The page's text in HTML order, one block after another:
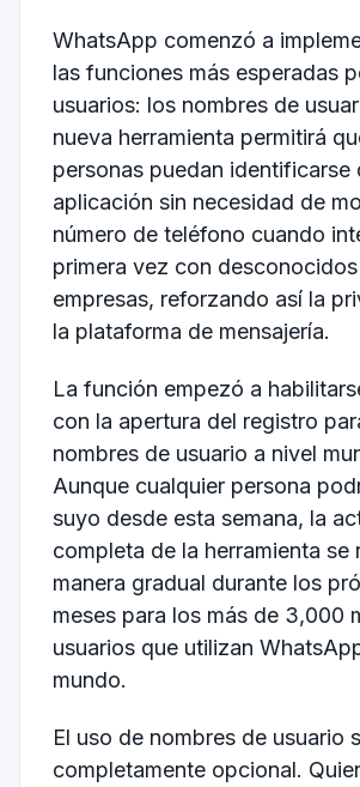
WhatsApp comenzó a
las funciones más esperadas
usuarios: los nombres de
nueva herramienta permitirá
personas puedan identificarse
aplicación sin necesidad de
número de teléfono cuando
primera vez con
empresas, reforzando así la
la plataforma de mensajería.
La función empezó a
con la apertura del registro
nombres de usuario a nivel
Aunque cualquier persona
suyo desde esta semana, la
completa de la herramienta se
manera gradual durante los
meses para los más de 3,000
usuarios que utilizan
mundo.
El uso de nombres de usuario
completamente opcional.